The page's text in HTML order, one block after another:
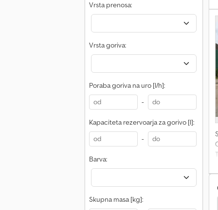
Vrsta prenosa:
Vrsta goriva:
Poraba goriva na uro [l/h]:
-
Kapaciteta rezervoarja za gorivo [l]:
-
Barva:
Skupna masa [kg]:
Drugo Kolesni Nakladalnik